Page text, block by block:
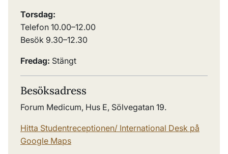
Torsdag:
Telefon 10.00–12.00
Besök 9.30–12.30
Fredag: Stängt
Besöksadress
Forum Medicum, Hus E, Sölvegatan 19.
Hitta Studentreceptionen/ International Desk på
Google Maps